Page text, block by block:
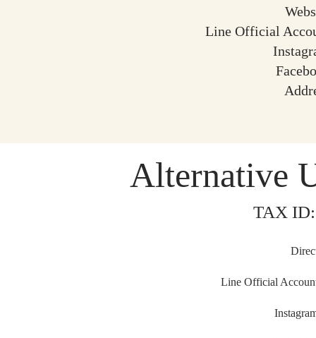
Line Official
Alternative
TAX
Line Official